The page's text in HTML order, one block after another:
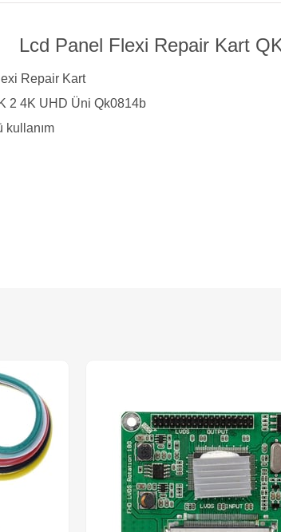
Lcd Panel Flexi Repair Kart
Repair Kart
2 4K UHD Üni Qk0814b
kullanım